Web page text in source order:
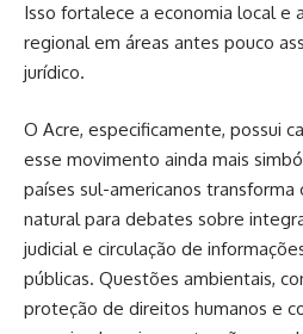
Isso fortalece a economia local e
regional em áreas antes pouco
jurídico.
O Acre, especificamente, possui
esse movimento ainda mais
países sul-americanos
natural para debates sobre
judicial e circulação de
públicas. Questões ambientais,
proteção de direitos humanos e